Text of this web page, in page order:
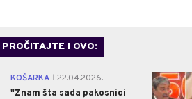
PROČITAJTE I OVO:
KOŠARKA
22.04.2026.
"Znam šta sada pakosnici